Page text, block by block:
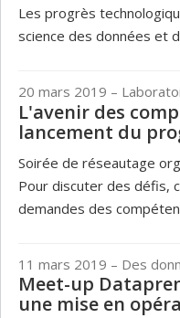
Les progrès
science des données et
20 mars 2019 –
L'avenir des
lancement du
Soirée de réseautage
Pour discuter des défis,
demandes des
11 mars 2019 – Des
Meet-up
une mise en